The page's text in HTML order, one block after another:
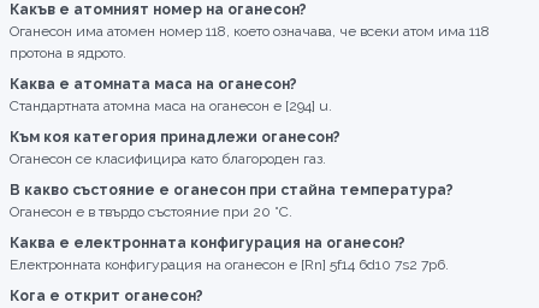
Какъв е атомният номер на оганесон?
Оганесон има атомен номер 118, което означава, че всеки атом има 118
протона в ядрото.
Каква е атомната маса на оганесон?
Стандартната атомна маса на оганесон е [294] u.
Към коя категория принадлежи оганесон?
Оганесон се класифицира като благороден газ.
В какво състояние е оганесон при стайна температура?
Оганесон е в твърдо състояние при 20 °C.
Каква е електронната конфигурация на оганесон?
Електронната конфигурация на оганесон е [Rn] 5f14 6d10 7s2 7p6.
Кога е открит оганесон?